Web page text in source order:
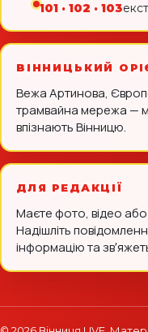
101 · 102 · 103
ВІННИЦЬКИЙ
Вежа Артинова,
трамвайна мережа —
впізнають Вінницю.
ДЛЯ РЕДАКЦІЇ
Маєте фото, відео
Надішліть
інформацію та